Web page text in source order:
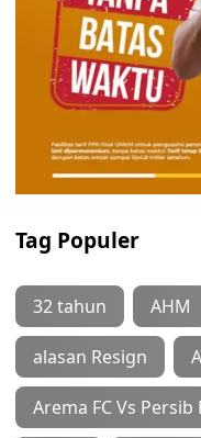
Tag Populer
32 tahun AHM
alasan Resign
Arema FC Vs